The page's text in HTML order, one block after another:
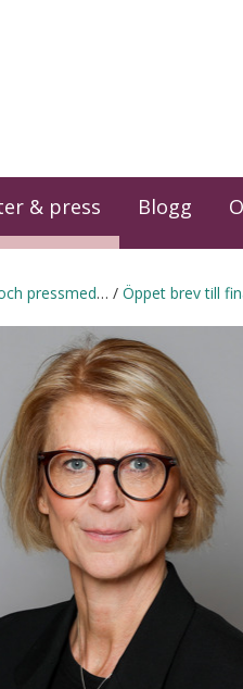
& press Blogg
Öppet brev till finansminister